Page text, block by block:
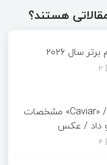
هستند؟
سال ۲۰۲۶
2
این آیفون ۱۸ است؟ / «Caviar» مشخصات
داد / عکس
4